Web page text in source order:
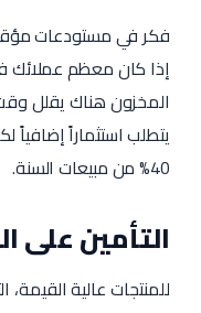
فكر في مستودعات
إذا كان معظم عملائك
المخزون هناك يقلل
40% من مبيعات السنة.
التأمين على
للمنتجات عالية